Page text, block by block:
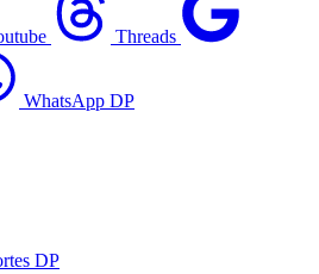
Threads
WhatsApp DP
DP